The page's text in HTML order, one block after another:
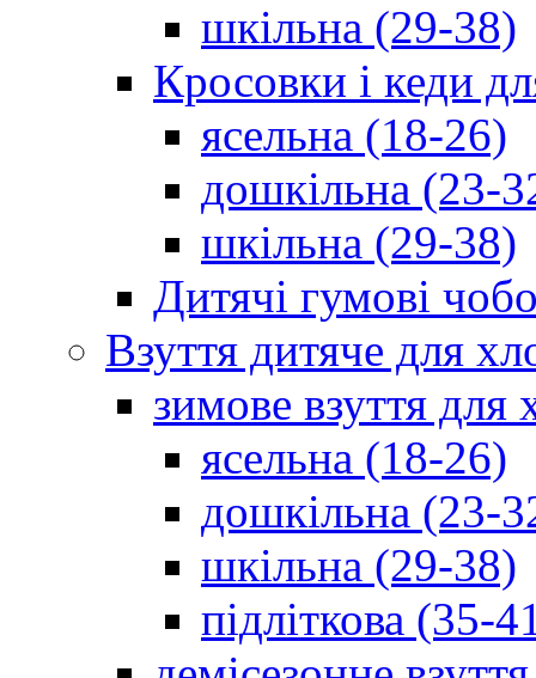
шкільна (29-38)
Кросовки і кеди
ясельна (18-26)
дошкільна (23-
шкільна (29-38)
Дитячі гумові
Взуття дитяче для
зимове взуття для
ясельна (18-26)
дошкільна (23-
шкільна (29-38)
підліткова (35-